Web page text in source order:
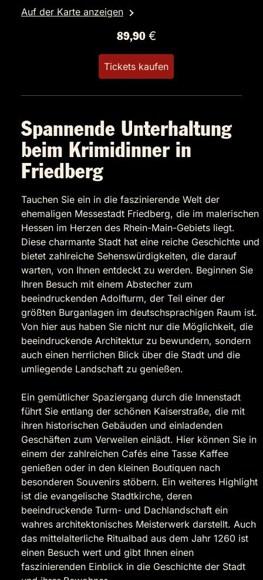
Auf der Karte anzeigen
89,90 €
Tickets kaufen
Spannende Unterhaltung
beim Krimidinner in
Friedberg
Tauchen Sie ein in die faszinierende Welt der
ehemaligen Messestadt Friedberg, die im malerischen
Hessen im Herzen des Rhein-Main-Gebiets liegt.
Diese charmante Stadt hat eine reiche Geschichte und
bietet zahlreiche Sehenswürdigkeiten, die darauf
warten, von Ihnen entdeckt zu werden. Beginnen Sie
Ihren Besuch mit einem Abstecher zum
beeindruckenden Adolfturm, der Teil einer der
größten Burganlagen im deutschsprachigen Raum ist.
Von hier aus haben Sie nicht nur die Möglichkeit, die
beeindruckende Architektur zu bewundern, sondern
auch einen herrlichen Blick über die Stadt und die
umliegende Landschaft zu genießen.
Ein gemütlicher Spaziergang durch die Innenstadt
führt Sie entlang der schönen Kaiserstraße, die mit
ihren historischen Gebäuden und einladenden
Geschäften zum Verweilen einlädt. Hier können Sie in
einem der zahlreichen Cafés eine Tasse Kaffee
genießen oder in den kleinen Boutiquen nach
besonderen Souvenirs stöbern. Ein weiteres Highlight
ist die evangelische Stadtkirche, deren
beeindruckende Turm- und Dachlandschaft ein
wahres architektonisches Meisterwerk darstellt. Auch
das mittelalterliche Ritualbad aus dem Jahr 1260 ist
einen Besuch wert und gibt Ihnen einen
faszinierenden Einblick in die Geschichte der Stadt